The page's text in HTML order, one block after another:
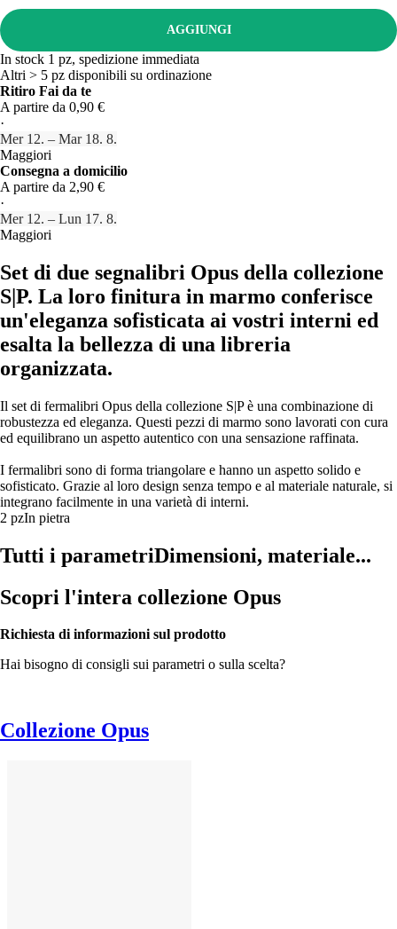
AGGIUNGI
In stock 1 pz, spedizione immediata
Altri > 5 pz disponibili su ordinazione
Ritiro Fai da te
A partire da 0,90 €
·
Mer 12. – Mar 18. 8.
Maggiori
Consegna a domicilio
A partire da 2,90 €
·
Mer 12. – Lun 17. 8.
Maggiori
Set di due segnalibri Opus della collezione
S|P. La loro finitura in marmo conferisce
un'eleganza sofisticata ai vostri interni ed
esalta la bellezza di una libreria
organizzata.
Il set di fermalibri Opus della collezione S|P è una combinazione di
robustezza ed eleganza. Questi pezzi di marmo sono lavorati con cura
ed equilibrano un aspetto autentico con una sensazione raffinata.
I fermalibri sono di forma triangolare e hanno un aspetto solido e
sofisticato. Grazie al loro design senza tempo e al materiale naturale, si
integrano facilmente in una varietà di interni.
2 pzIn pietra
Tutti i parametriDimensioni, materiale...
Scopri l'intera collezione Opus
Richiesta di informazioni sul prodotto
Hai bisogno di consigli sui parametri o sulla scelta?
Collezione Opus